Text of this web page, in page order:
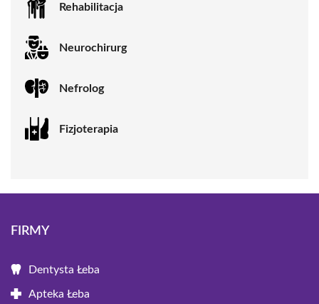
Rehabilitacja
Neurochirurg
Nefrolog
Fizjoterapia
FIRMY
Dentysta Łeba
Apteka Łeba